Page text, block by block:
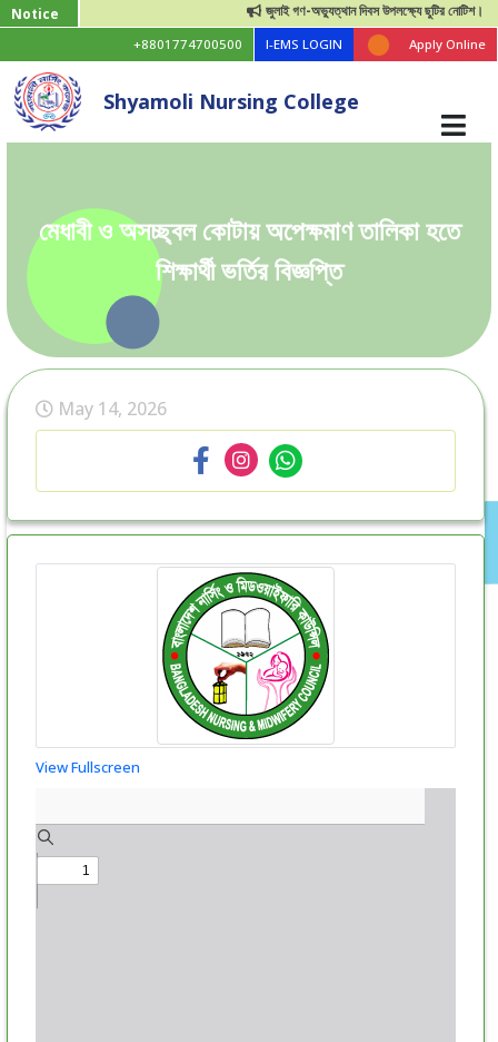
Notice জুলাই গণ-অভ্যুত্থান দিবস উপলক্ষ্যে ছুটির নোটিশ।
+8801774700500 I-EMS LOGIN Apply Online
Shyamoli Nursing College
মেধাবী ও অসচ্ছ্বল কোটায় অপেক্ষমাণ তালিকা হতে
শিক্ষার্থী ভর্তির বিজ্ঞপ্তি
May 14, 2026
View Fullscreen
PDF
content